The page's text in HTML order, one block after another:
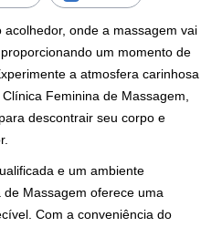
onde a massagem vai
um momento de
a atmosfera carinhosa
Feminina de Massagem,
descontrair seu corpo e
e um ambiente
Massagem oferece uma
Com a conveniência do